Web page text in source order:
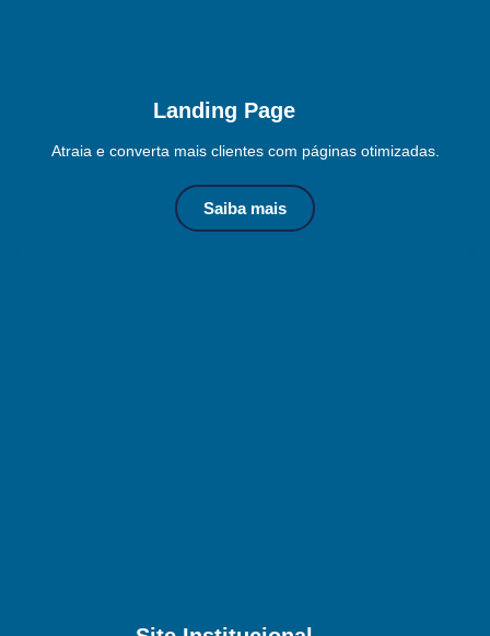
Landing Page
Atraia e converta mais clientes com páginas otimizadas.
Saiba mais